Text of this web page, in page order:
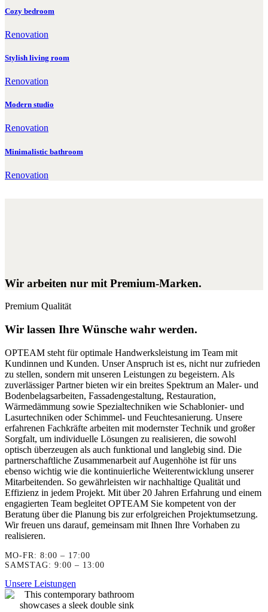
Cozy bedroom
Renovation
Stylish living room
Renovation
Modern studio
Renovation
Minimalistic bathroom
Renovation
Wir arbeiten nur mit Premium-Marken.
Premium Qualität
Wir lassen Ihre Wünsche wahr werden.
OPTEAM steht für optimale Handwerksleistung im Team mit
Kundinnen und Kunden. Unser Anspruch ist es, nicht nur zufrieden
zu stellen, sondern mit unseren Leistungen zu begeistern. Als
zuverlässiger Partner bieten wir ein breites Spektrum an Maler- und
Bodenbelagsarbeiten, Fassadengestaltung, Restauration,
Wärmedämmung sowie Spezialtechniken wie Schablonier- und
Lasurtechniken oder Schimmel- und Feuchtesanierung. Unsere
erfahrenen Fachkräfte arbeiten mit modernster Technik und großer
Sorgfalt, um individuelle Lösungen zu realisieren, die sowohl
optisch überzeugen als auch funktional und langlebig sind. Die
partnerschaftliche Zusammenarbeit auf Augenhöhe ist für uns
ebenso wichtig wie die kontinuierliche Weiterentwicklung unserer
Mitarbeitenden. So gewährleisten wir nachhaltige Qualität und
Effizienz in jedem Projekt. Mit über 20 Jahren Erfahrung und einem
engagierten Team begleitet OPTEAM Sie kompetent von der
Beratung über die Planung bis zur erfolgreichen Projektumsetzung.
Wir freuen uns darauf, gemeinsam mit Ihnen Ihre Vorhaben zu
realisieren.
MO-FR: 8:00 – 17:00
SAMSTAG: 9:00 – 13:00
Unsere Leistungen